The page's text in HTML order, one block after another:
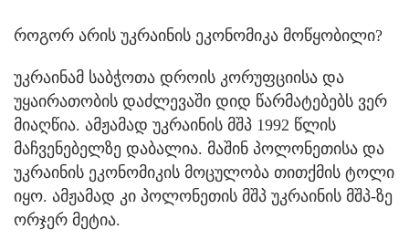
როგორ არის უკრაინის ეკონომიკა მოწყობილი?
უკრაინამ საბჭოთა დროის კორუფციისა და
უყაირათობის დაძლევაში დიდ წარმატებებს ვერ
მიაღწია. ამჟამად უკრაინის მშპ 1992 წლის
მაჩვენებელზე დაბალია. მაშინ პოლონეთისა და
უკრაინის ეკონომიკის მოცულობა თითქმის ტოლი
იყო. ამჟამად კი პოლონეთის მშპ უკრაინის მშპ-ზე
ორჯერ მეტია.